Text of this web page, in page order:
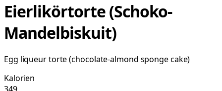
Eierlikörtorte (Schoko-
Mandelbiskuit)
Egg liqueur torte (chocolate-almond sponge cake)
Kalorien